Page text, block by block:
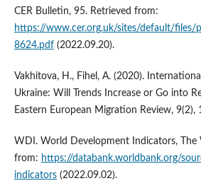
CER Bulletin, 95. Retrieved from:
https://www.cer.org.uk/sites/default/
8624.pdf(2022.09.20).
Vakhitova, H., Fihel, A. (2020).
Ukraine: Will Trends Increase or Go into
Eastern European Migration Review, 9(2),
WDI. World Development Indicators, The
from: https://databank.worldbank.org/
indicators(2022.09.02).